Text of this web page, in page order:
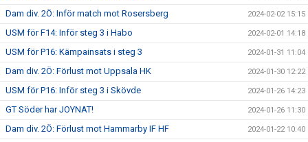
Dam div. 2Ö: Inför match mot Rosersberg 2024-02-02 15:15
USM för F14: Inför steg 3 i Habo 2024-02-01 14:18
USM för P16: Kämpainsats i steg 3 2024-01-31 11:04
Dam div. 2Ö: Förlust mot Uppsala HK 2024-01-30 12:22
USM för P16: Inför steg 3 i Skövde 2024-01-26 14:23
GT Söder har JOYNAT! 2024-01-26 11:30
Dam div. 2Ö: Förlust mot Hammarby IF HF 2024-01-22 10:40